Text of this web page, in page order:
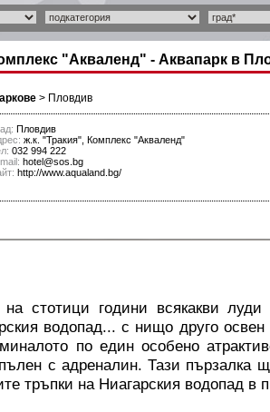
"Акваленд" - Аквапарк в
> Пловдив
Пловдив
ж.к. "Тракия", Комплекс "Акваленд"
032 994 222
hotel@sos.bg
http://www.aqualand.bg/
стотици години всякакви
водопад... с нищо друго
по един особено
с адреналин. Тази пързалка
тръпки на Ниагарския водопад